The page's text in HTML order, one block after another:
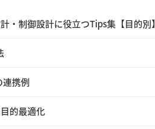
・制御設計に役立つTips集【目的別】
携例
的最適化